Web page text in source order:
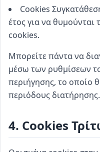
Cookies
έτος για να θυμούνται
cookies.
Μπορείτε πάντα να
μέσω των ρυθμίσεων
περιήγησης, το οποίο
περιόδους διατήρησης.
4. Cookies